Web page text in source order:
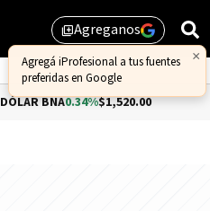
library_addAgreganos
×
Agregá iProfesional a tus fuentes
preferidas en Google
0.34%$1,520.00